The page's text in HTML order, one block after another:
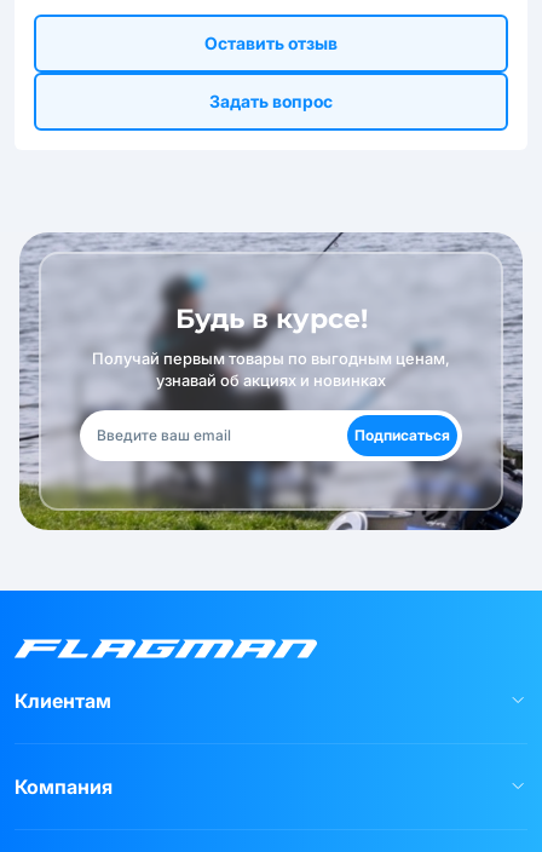
Оставить отзыв
Задать вопрос
Будь в курсе!
Получай первым товары по выгодным ценам,
узнавай об акциях и новинках
Подписаться
Клиентам
Компания